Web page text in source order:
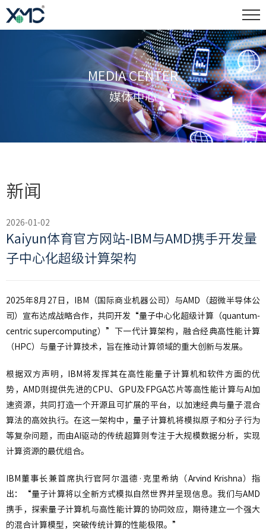
MEDIA CENTER
媒体中心
新闻
2026-01-02
Kaiyun体育官方网站-IBM与AMD携手开发量
子中心化超级计算架构
2025年8月27日，IBM（国际商业机器公司）与AMD（超微半导体公
司）宣布达成战略合作，共同开发“量子中心化超级计算（quantum-
centric supercomputing）”下一代计算架构，融合经典高性能计算
（HPC）与量子计算技术，旨在推动计算领域的重大创新与发展。
根据双方声明，IBM将发挥其在高性能量子计算机和软件方面的优
势，AMD则提供先进的CPU、GPU及FPGA芯片等高性能计算与AI加
速资源，共同打造一个开源且可扩展的平台，以加速经典与量子混合
算法的高效执行。在这一架构中，量子计算机将模拟原子和分子行为
等复杂问题，而由AI驱动的传统超算则专注于大规模数据分析，实现
计算资源的最优组合。
IBM董事长兼首席执行官阿尔温德·克里希纳（Arvind Krishna）指
出：“量子计算将以全新方式模拟自然世界并呈现信息。我们与AMD
携手，探索量子计算机与高性能计算的协同效应，期待建立一个强大
的混合计算模型，突破传统计算的性能极限。”